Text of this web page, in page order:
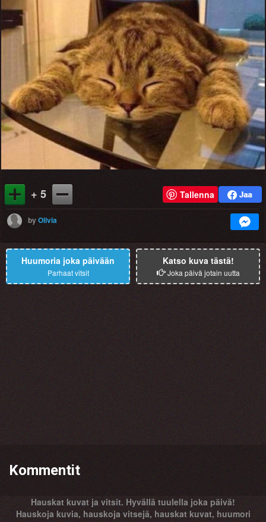
+ 5 Tallenna
byOlivia
Huumoria joka päivään
Parhaat vitsit
Katso kuva tästä!
Joka päivä jotain uutta
Kommentit
Hauskat kuvat ja vitsit. Hyvällä tuulella joka päivä!
Hauskoja kuvia, hauskoja vitsejä, hauskat kuvat, huumori